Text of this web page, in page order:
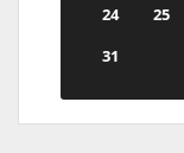
24
25
31